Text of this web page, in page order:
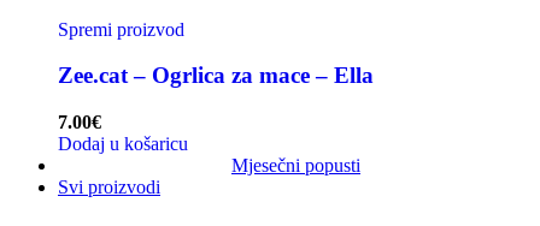
Spremi proizvod
Zee.cat – Ogrlica za mace – Ella
7.00€
Dodaj u košaricu
Mjesečni popusti
Svi proizvodi